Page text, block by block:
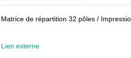
Matrice de répartition 32 pôles /
Lien externe